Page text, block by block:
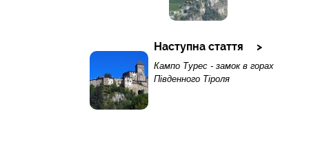
Наступна стаття
Кампо Турес - замок в горах
Південного Тіроля